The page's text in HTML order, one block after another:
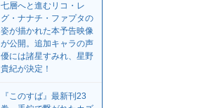
七層へと進むリコ・レ
グ・ナナチ・ファプタの
姿が描かれた本予告映像
が公開。追加キャラの声
優には諸星すみれ、星野
貴紀が決定！
『このすば』最新刊23